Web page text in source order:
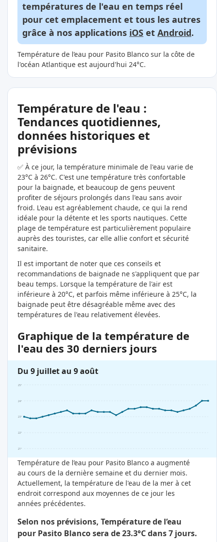
températures de l'eau en temps réel
pour cet emplacement et tous les autres
grâce à nos applications iOS et Android.
Température de l’eau pour Pasito Blanco sur la côte de
l'océan Atlantique est aujourd'hui 24°C.
Température de l'eau :
Tendances quotidiennes,
données historiques et
prévisions
✅ À ce jour, la température minimale de l'eau varie de
23°C à 26°C. C'est une température très confortable
pour la baignade, et beaucoup de gens peuvent
profiter de séjours prolongés dans l'eau sans avoir
froid. L'eau est agréablement chaude, ce qui la rend
idéale pour la détente et les sports nautiques. Cette
plage de température est particulièrement populaire
auprès des touristes, car elle allie confort et sécurité
sanitaire.
Il est important de noter que ces conseils et
recommandations de baignade ne s'appliquent que par
beau temps. Lorsque la température de l'air est
inférieure à 20°C, et parfois même inférieure à 25°C, la
baignade peut être désagréable même avec des
températures de l'eau relativement élevées.
Graphique de la température de
l'eau des 30 derniers jours
Du 9 juillet au 9 août
21°
22°
23°
24°
25°
Température de l’eau pour Pasito Blanco a augmenté
au cours de la dernière semaine et du dernier mois.
Actuellement, la température de l'eau de la mer à cet
endroit correspond aux moyennes de ce jour les
années précédentes.
Selon nos prévisions, Température de l’eau
pour Pasito Blanco sera de 23.3°C dans 7 jours.